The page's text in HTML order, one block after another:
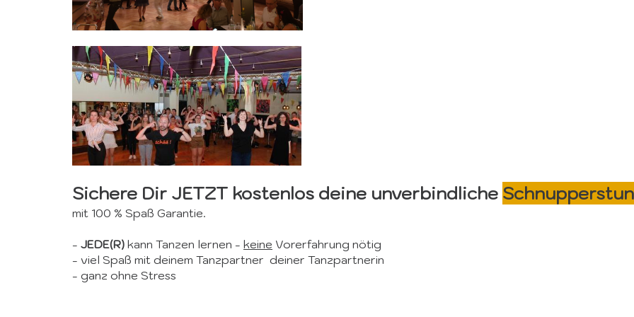
Sichere Dir JETZT kostenlos deine unverbindliche
mit 100 % Spaß Garantie.
- JEDE(R) kann Tanzen lernen - keine Vorerfahrung nötig
- viel Spaß mit deinem Tanzpartner deiner Tanzpartnerin
- ganz ohne Stress